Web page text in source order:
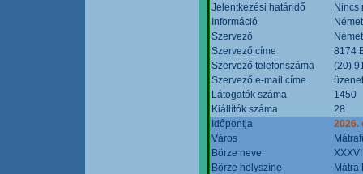
Jelentkezési határidő
Nincs
Információ
Szervező
Szervező címe
8174
Szervező telefonszáma
(20)
Szervező e-mail címe
Látogatók száma
1450
Kiállítók száma
28
Időpontja
2026.
Város
Börze neve
Börze helyszíne
Mátra